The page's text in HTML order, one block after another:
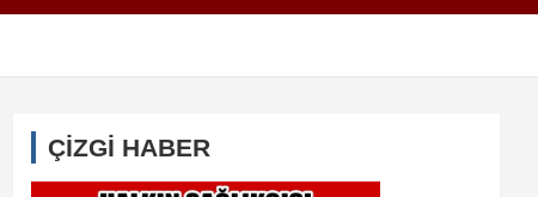
ÇİZGİ HABER